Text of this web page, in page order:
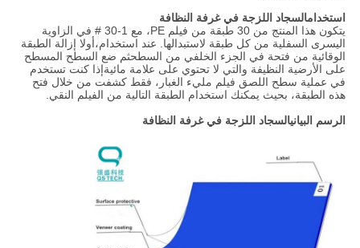
استخدامالسجاد اللزجة في غرفة النظافة
يتكون هذا المنتج من 30 طبقة من فيلم PE، مع 1-30 # في الزاوية
اليسرى السفلية من كل طبقة لاستبدالها. عند استخدام،أولا إزالة الطبقة
الوقائية من فتحة في الجزء الخلفي من السطحثم ضع السطح المسطح
على الأرضية النظيفة والتي لا تحتوي على علامة مائيةإذا كنت تستخدم
في عملية سطح اللصق فيلم مليء الغبار، فقط كشفت من خلال فتح
هذه الطبقة، بحيث يمكنك استخدام الطبقة التالية من الفيلم النقي.
الرسم البيانيالسجاد اللزجة في غرفة النظافة